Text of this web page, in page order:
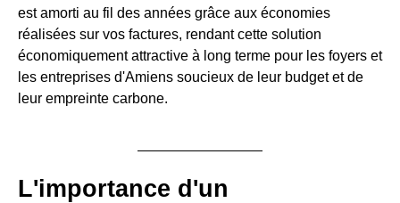
est amorti au fil des années grâce aux économies
réalisées sur vos factures, rendant cette solution
économiquement attractive à long terme pour les foyers et
les entreprises d'Amiens soucieux de leur budget et de
leur empreinte carbone.
L'importance d'un